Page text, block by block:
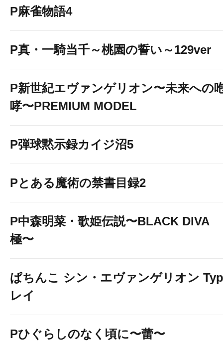
P麻雀物語4
P真・一騎当千～桃園の誓い～129ver
P新世紀エヴァンゲリオン〜未来への
哮〜PREMIUM MODEL
P弾球黙示録カイジ沼5
Pとある魔術の禁書目録2
P中森明菜・歌姫伝説〜BLACK DIVA
極〜
ぱちんこ シン・エヴァンゲリオン
レイ
Pひぐらしのなく頃に〜蕾〜